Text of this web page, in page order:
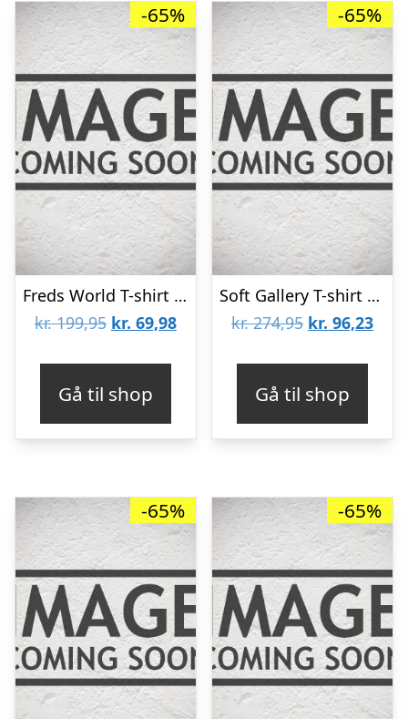
-65%
Freds World T-shirt – Blå m. Økser
kr.199,95 Den
kr. 199,95.
kr. 69,98Den
kr. 69,98.
Gå til shop
-65%
Soft Gallery T-shirt – Sif – Neon Orange m. Print
kr.274,95 Den
kr. 274,95.
kr. 96,23Den
kr.
Gå til shop
-65% -65%